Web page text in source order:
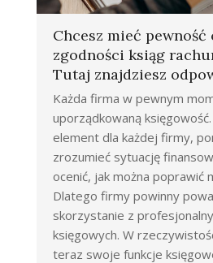
Chcesz mieć pewność
zgodności ksiąg
Tutaj znajdziesz
Każda firma w pewnym
uporządkowaną
element dla każdej firmy,
zrozumieć sytuację
ocenić, jak można poprawić
Dlatego firmy powinny
skorzystanie z
księgowych. W
teraz swoje funkcje